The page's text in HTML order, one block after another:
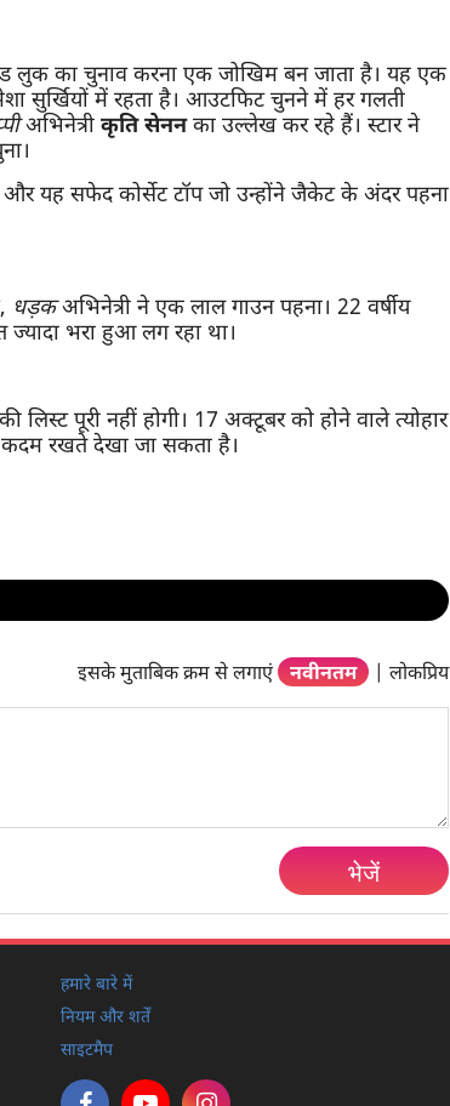
लुक का चुनाव करना एक जोखिम बन जाता है। यह एक
सुर्खियों में रहता है। आउटफिट चुनने में हर गलती
अभिनेत्री कृति सेननका उल्लेख कर रहे हैं। स्टार ने
और यह सफेद कोर्सेट टॉप जो उन्होंने जैकेट के अंदर पहना
धड़कअभिनेत्री ने एक लाल गाउन पहना। 22 वर्षीय
ज्यादा भरा हुआ लग रहा था।
पूरी नहीं होगी। 17 अक्टूबर को होने वाले त्योहार
कदम रखते देखा जा सकता है।
इसके मुताबिक क्रम से लगाएं नवीनतम | लोकप्रिय
भेजें
हमारे बारे में
नियम और शर्तें
साइटमैप